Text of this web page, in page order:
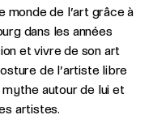
monde de l’art grâce à
dans les années
et vivre de son art
de l’artiste libre
autour de lui et
artistes.